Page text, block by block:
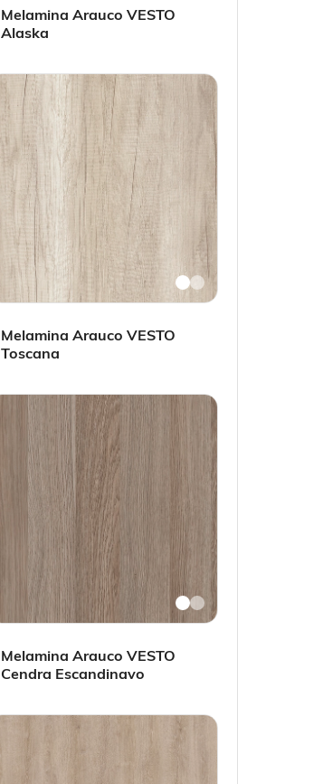
Melamina Arauco VESTO
Alaska
Melamina Arauco VESTO
Toscana
Melamina Arauco VESTO
Cendra Escandinavo